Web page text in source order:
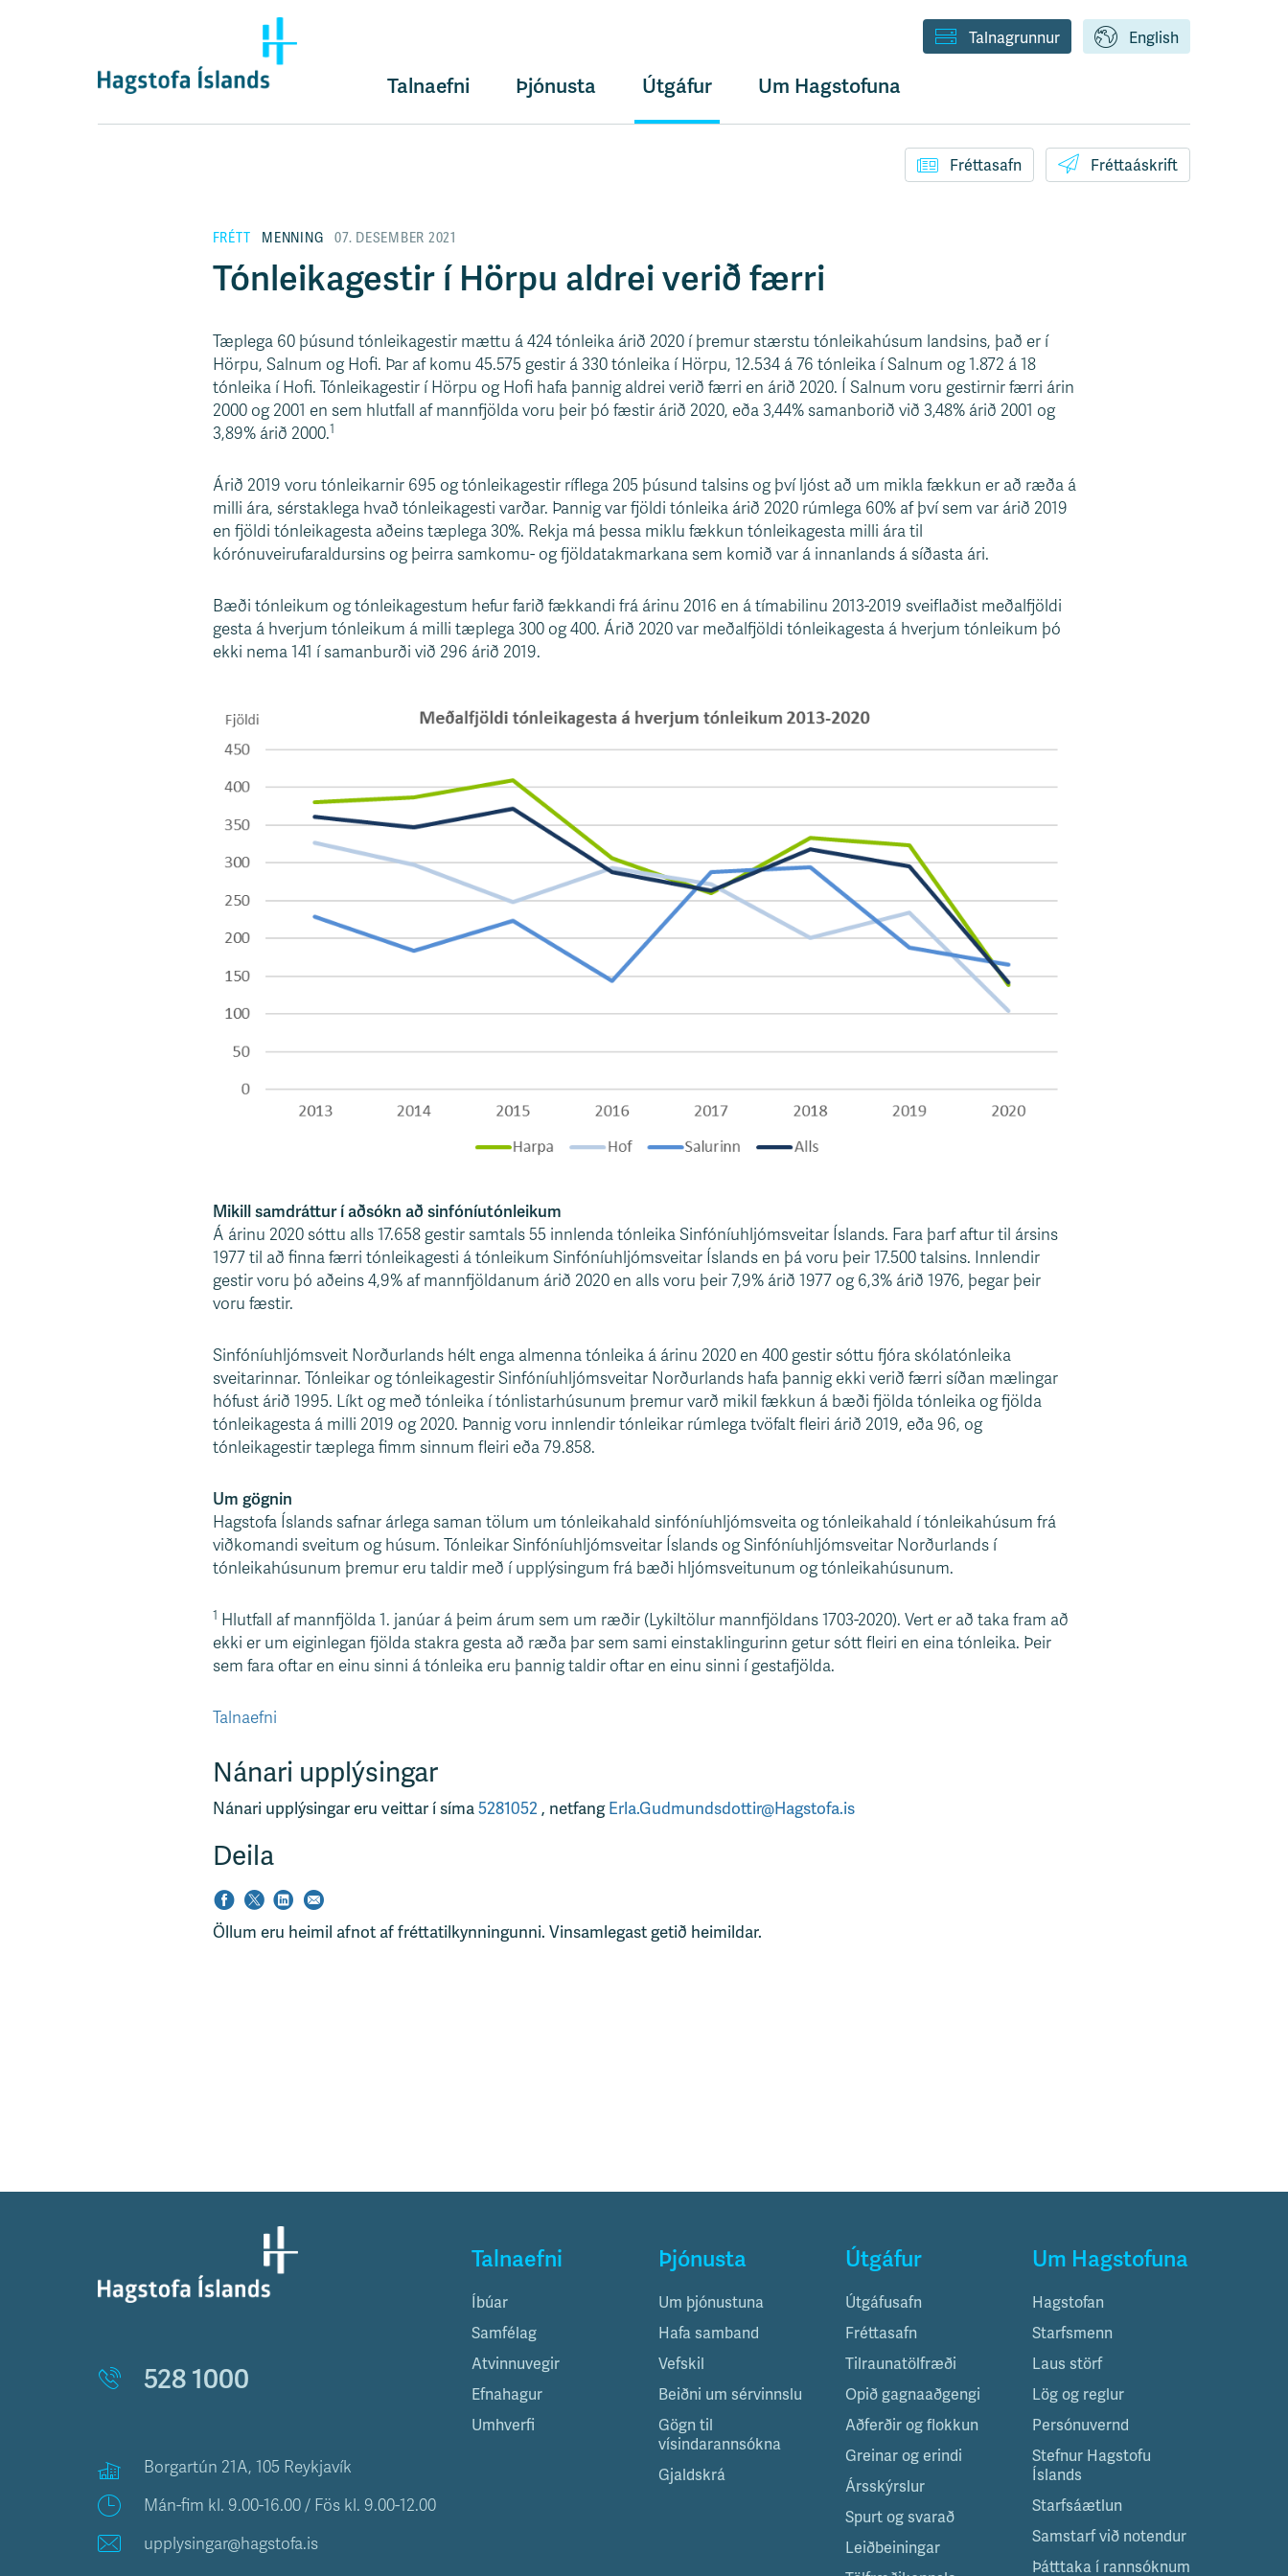
English
Talnagrunnur
Talnaefni Þjónusta Útgáfur Um Hagstofuna
Fréttasafn Fréttaáskrift
FRÉTT MENNING 07. DESEMBER 2021
Tónleikagestir í Hörpu aldrei verið færri
Tæplega 60 þúsund tónleikagestir mættu á 424 tónleika árið 2020 í þremur stærstu tónleikahúsum landsins, það er í
Hörpu, Salnum og Hofi. Þar af komu 45.575 gestir á 330 tónleika í Hörpu, 12.534 á 76 tónleika í Salnum og 1.872 á 18
tónleika í Hofi. Tónleikagestir í Hörpu og Hofi hafa þannig aldrei verið færri en árið 2020. Í Salnum voru gestirnir færri árin
2000 og 2001 en sem hlutfall af mannfjölda voru þeir þó fæstir árið 2020, eða 3,44% samanborið við 3,48% árið 2001 og
3,89% árið 2000.1
Árið 2019 voru tónleikarnir 695 og tónleikagestir ríflega 205 þúsund talsins og því ljóst að um mikla fækkun er að ræða á
milli ára, sérstaklega hvað tónleikagesti varðar. Þannig var fjöldi tónleika árið 2020 rúmlega 60% af því sem var árið 2019
en fjöldi tónleikagesta aðeins tæplega 30%. Rekja má þessa miklu fækkun tónleikagesta milli ára til
kórónuveirufaraldursins og þeirra samkomu- og fjöldatakmarkana sem komið var á innanlands á síðasta ári.
Bæði tónleikum og tónleikagestum hefur farið fækkandi frá árinu 2016 en á tímabilinu 2013-2019 sveiflaðist meðalfjöldi
gesta á hverjum tónleikum á milli tæplega 300 og 400. Árið 2020 var meðalfjöldi tónleikagesta á hverjum tónleikum þó
ekki nema 141 í samanburði við 296 árið 2019.
Mikill samdráttur í aðsókn að sinfóníutónleikum
Á árinu 2020 sóttu alls 17.658 gestir samtals 55 innlenda tónleika Sinfóníuhljómsveitar Íslands. Fara þarf aftur til ársins
1977 til að finna færri tónleikagesti á tónleikum Sinfóníuhljómsveitar Íslands en þá voru þeir 17.500 talsins. Innlendir
gestir voru þó aðeins 4,9% af mannfjöldanum árið 2020 en alls voru þeir 7,9% árið 1977 og 6,3% árið 1976, þegar þeir
voru fæstir.
Sinfóníuhljómsveit Norðurlands hélt enga almenna tónleika á árinu 2020 en 400 gestir sóttu fjóra skólatónleika
sveitarinnar. Tónleikar og tónleikagestir Sinfóníuhljómsveitar Norðurlands hafa þannig ekki verið færri síðan mælingar
hófust árið 1995. Líkt og með tónleika í tónlistarhúsunum þremur varð mikil fækkun á bæði fjölda tónleika og fjölda
tónleikagesta á milli 2019 og 2020. Þannig voru innlendir tónleikar rúmlega tvöfalt fleiri árið 2019, eða 96, og
tónleikagestir tæplega fimm sinnum fleiri eða 79.858.
Um gögnin
Hagstofa Íslands safnar árlega saman tölum um tónleikahald sinfóníuhljómsveita og tónleikahald í tónleikahúsum frá
viðkomandi sveitum og húsum. Tónleikar Sinfóníuhljómsveitar Íslands og Sinfóníuhljómsveitar Norðurlands í
tónleikahúsunum þremur eru taldir með í upplýsingum frá bæði hljómsveitunum og tónleikahúsunum.
1 Hlutfall af mannfjölda 1. janúar á þeim árum sem um ræðir (Lykiltölur mannfjöldans 1703-2020). Vert er að taka fram að
ekki er um eiginlegan fjölda stakra gesta að ræða þar sem sami einstaklingurinn getur sótt fleiri en eina tónleika. Þeir
sem fara oftar en einu sinni á tónleika eru þannig taldir oftar en einu sinni í gestafjölda.
Talnaefni
Nánari upplýsingar
Nánari upplýsingar eru veittar í síma5281052 , netfang Erla.Gudmundsdottir@Hagstofa.is
Deila
Öllum eru heimil afnot af fréttatilkynningunni. Vinsamlegast getið heimildar.
528 1000
Borgartún 21A, 105 Reykjavík
Mán-fim kl. 9.00-16.00 / Fös kl. 9.00-12.00
upplysingar@hagstofa.is
Talnaefni
Íbúar
Samfélag
Atvinnuvegir
Efnahagur
Umhverfi
Þjónusta
Um þjónustuna
Hafa samband
Vefskil
Beiðni um sérvinnslu
Gögn til
vísindarannsókna
Gjaldskrá
Útgáfur
Útgáfusafn
Fréttasafn
Tilraunatölfræði
Opið gagnaaðgengi
Aðferðir og flokkun
Greinar og erindi
Ársskýrslur
Spurt og svarað
Leiðbeiningar
Um Hagstofuna
Hagstofan
Starfsmenn
Laus störf
Lög og reglur
Persónuvernd
Stefnur Hagstofu
Íslands
Starfsáætlun
Samstarf við notendur
Þátttaka í rannsóknum